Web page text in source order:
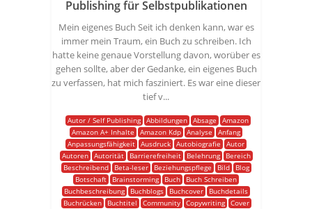
Publishing für Selbstpublikationen
Mein eigenes Buch Seit ich denken kann, war es
immer mein Traum, ein Buch zu schreiben. Ich
hatte keine genaue Vorstellung davon, worüber es
gehen sollte, aber der Gedanke, ein eigenes Buch
zu verfassen, hat mich fasziniert. Es war eine dieser
tief v...
Autor / Self Publishing Abbildungen Absage
Amazon
Amazon A+ Inhalte
Amazon Kdp Analyse
Anfang
Anpassungsfähigkeit Ausdruck Autobiografie
Autor
Autoren
Autorität Barrierefreiheit Belehrung
Bereich
Beschreibend
Beta-leser Beziehungspflege Bild
Blog
Botschaft
Brainstorming Buch
Buch Schreiben
Buchbeschreibung
Buchblogs Buchcover
Buchdetails
Buchrücken
Buchtitel Community Copywriting
Cover